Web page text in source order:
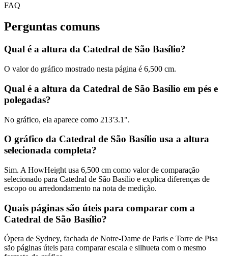
FAQ
Perguntas comuns
Qual é a altura da Catedral de São Basílio?
O valor do gráfico mostrado nesta página é 6,500 cm.
Qual é a altura da Catedral de São Basílio em pés e
polegadas?
No gráfico, ela aparece como 213'3.1".
O gráfico da Catedral de São Basílio usa a altura
selecionada completa?
Sim. A HowHeight usa 6,500 cm como valor de comparação
selecionado para Catedral de São Basílio e explica diferenças de
escopo ou arredondamento na nota de medição.
Quais páginas são úteis para comparar com a
Catedral de São Basílio?
Ópera de Sydney, fachada de Notre-Dame de Paris e Torre de Pisa
são páginas úteis para comparar escala e silhueta com o mesmo